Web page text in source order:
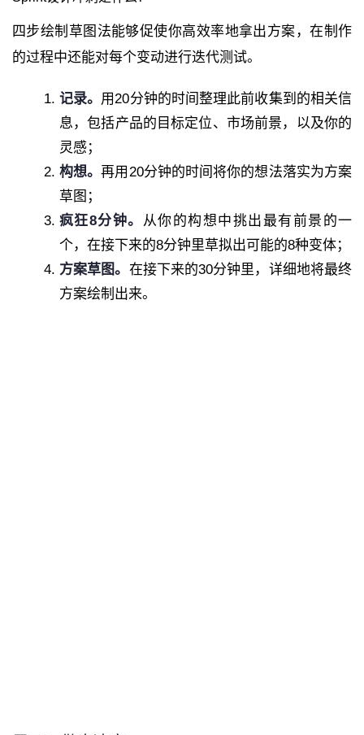
四步绘制草图法能够促使你高效率地拿出方案，在制作
的过程中还能对每个变动进行迭代测试。
记录。 用20分钟的时间整理此前收集到的相关信
息，包括产品的目标定位、市场前景，以及你的
灵感；
构想。再用20分钟的时间将你的想法落实为方案
草图；
疯狂8分钟。 从你的构想中挑出最有前景的一
个，在接下来的8分钟里草拟出可能的8种变体；
方案草图。 在接下来的30分钟里，详细地将最终
方案绘制出来。